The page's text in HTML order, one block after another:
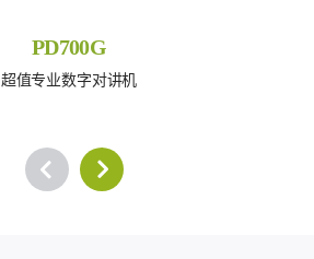
PD700G
超值专业数字对讲机